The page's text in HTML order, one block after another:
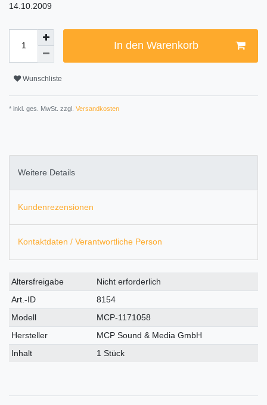
14.10.2009
In den Warenkorb
Wunschliste
* inkl. ges. MwSt. zzgl. Versandkosten
Weitere Details
Kundenrezensionen
Kontaktdaten / Verantwortliche Person
Technisches
Merkmal
Wert
Altersfreigabe
Nicht erforderlich
Art.-ID
8154
Modell
MCP-1171058
Hersteller
MCP Sound & Media GmbH
Inhalt
1 Stück